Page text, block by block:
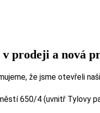
prodeji a nová
že jsme otevřeli
650/4 (uvnitř Tylovy